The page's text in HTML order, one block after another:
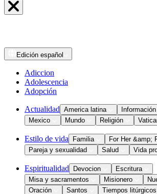
Edición español
Adiccion
Adolescencia
Adopción
Actualidad America latina
Mexico
Mundo Religión
Estilo de vida Familia
For Her &amp;
Pareja y sexualidad
Salud Vida
Espiritualidad Devocion
Escritura
Misa y sacramentos
Misionero
Oración
Santos
Tiempos litúrgicos